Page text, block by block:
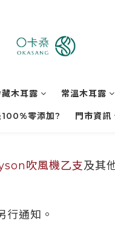
木耳露 常溫木耳露
100%零添加? 門市資訊
吹風機乙支及其
行通知。